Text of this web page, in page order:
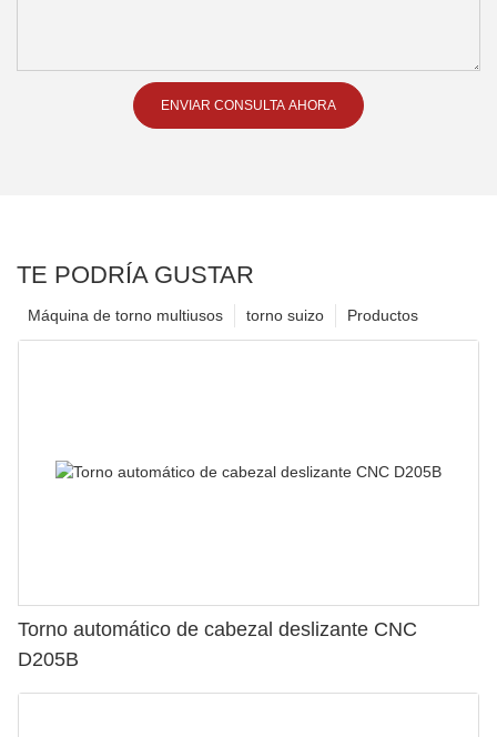
ENVIAR CONSULTA AHORA
TE PODRÍA GUSTAR
Productos
torno suizo
Máquina de torno multiusos
Torno automático de cabezal deslizante CNC
D205B